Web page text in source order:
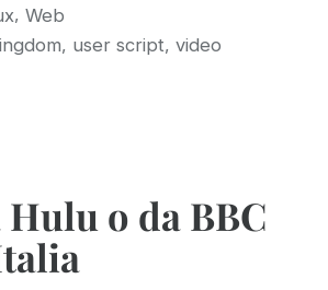
, Web
user script video
o da BBC